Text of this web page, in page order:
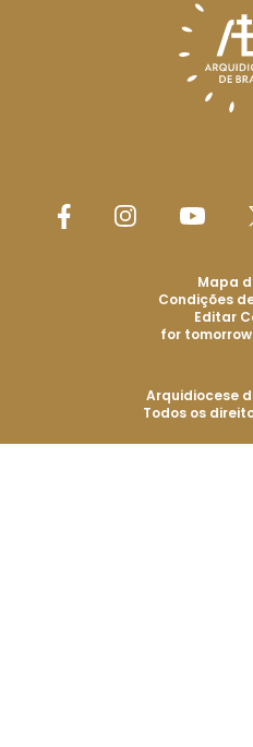
Arquidiocese
Todos os
Mapa
Condições
Editar
for